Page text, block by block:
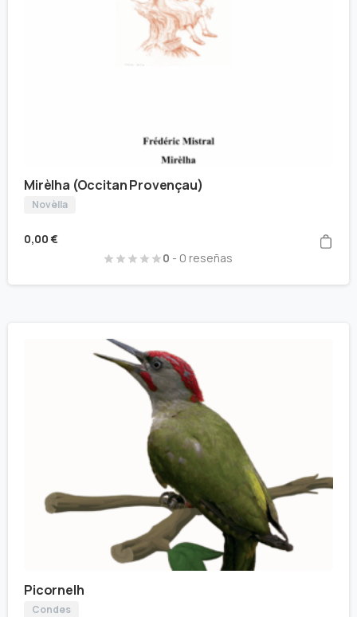
Mirèlha (Occitan Provençau)
Novèlla
0,00 €
0 - 0 reseñas
Picornelh
Condes